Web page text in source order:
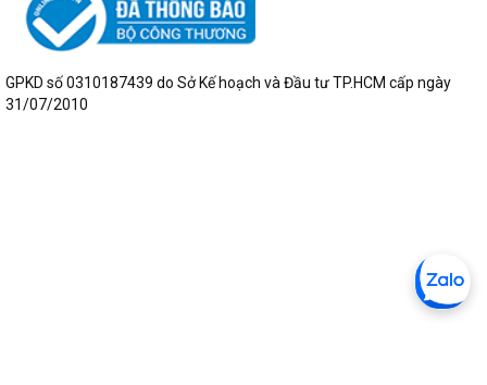
GPKD số 0310187439 do Sở Kế hoạch và Đầu tư TP.HCM cấp ngày
31/07/2010